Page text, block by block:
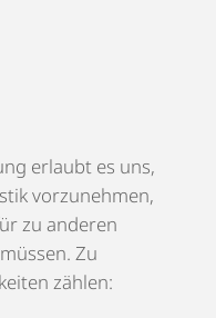
erlaubt es uns,
vorzunehmen,
zu anderen
Zu
zählen: